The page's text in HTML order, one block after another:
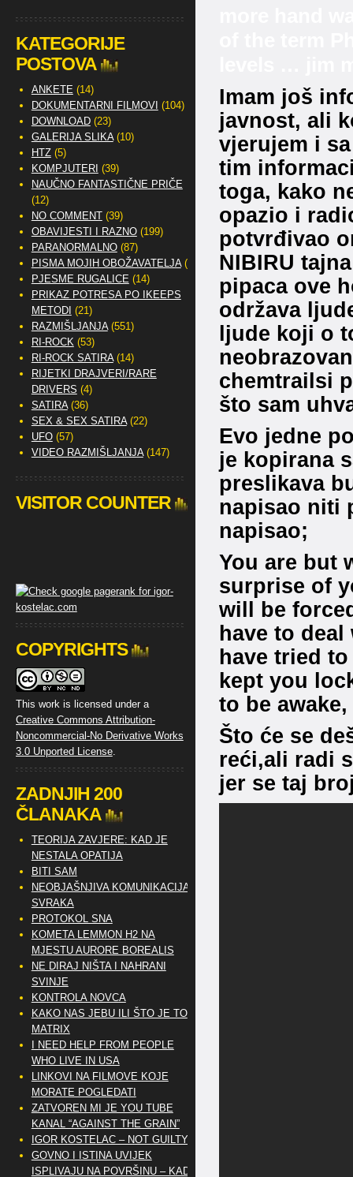
Imam još
javnost, ali
vjerujem i
tim
toga, kako
opazio i
potvrđivao
NIBIRU
pipaca ove
održava
ljude koji o
chemtrailsi
što sam
Evo jedne
je kopirana
preslikava
napisao niti
napisao;
You are but
surprise of
will be
have to
have tried
kept you
to be
Što će se
reći,ali radi
jer se taj
KATEGORIJE
POSTOVA
ANKETE (14)
DOKUMENTARNI FILMOVI (104)
DOWNLOAD(23)
GALERIJA SLIKA(10)
HTZ(5)
KOMPJUTERI (39)
NAUČNO FANTASTIČNE PRIČE
(12)
NO COMMENT(39)
OBAVIJESTI I RAZNO(199)
PARANORMALNO(87)
PISMA MOJIH OBOŽAVATELJA(2)
PJESME RUGALICE (14)
PRIKAZ POTRESA PO IKEEPS
METODI (21)
RAZMIŠLJANJA(551)
RI-ROCK(53)
RI-ROCK SATIRA(14)
RIJETKI DRAJVERI/RARE
DRIVERS (4)
SATIRA(36)
SEX & SEX SATIRA(22)
UFO(57)
VIDEO RAZMIŠLJANJA(147)
VISITOR COUNTER
COPYRIGHTS
This work is licensed under a
Creative Commons Attribution-
Noncommercial-No Derivative Works
3.0 Unported License.
ZADNJIH 200
ČLANAKA
TEORIJA ZAVJERE: KAD JE
NESTALA OPATIJA
BITI SAM
NEOBJAŠNJIVA KOMUNIKACIJA
SVRAKA
PROTOKOL SNA
KOMETA LEMMON H2 NA
MJESTU AURORE BOREALIS
NE DIRAJ NIŠTA I NAHRANI
SVINJE
KONTROLA NOVCA
KAKO NAS JEBU ILI ŠTO JE TO
MATRIX
I NEED HELP FROM PEOPLE
WHO LIVE IN USA
LINKOVI NA FILMOVE KOJE
MORATE POGLEDATI
ZATVOREN MI JE YOU TUBE
KANAL “AGAINST THE GRAIN”
IGOR KOSTELAC – NOT GUILTY
GOVNO I ISTINA UVIJEK
ISPLIVAJU NA POVRŠINU – KAD